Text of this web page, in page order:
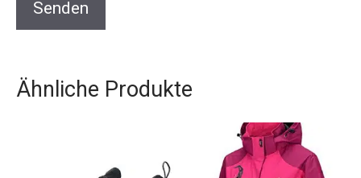
Ähnliche Produkte